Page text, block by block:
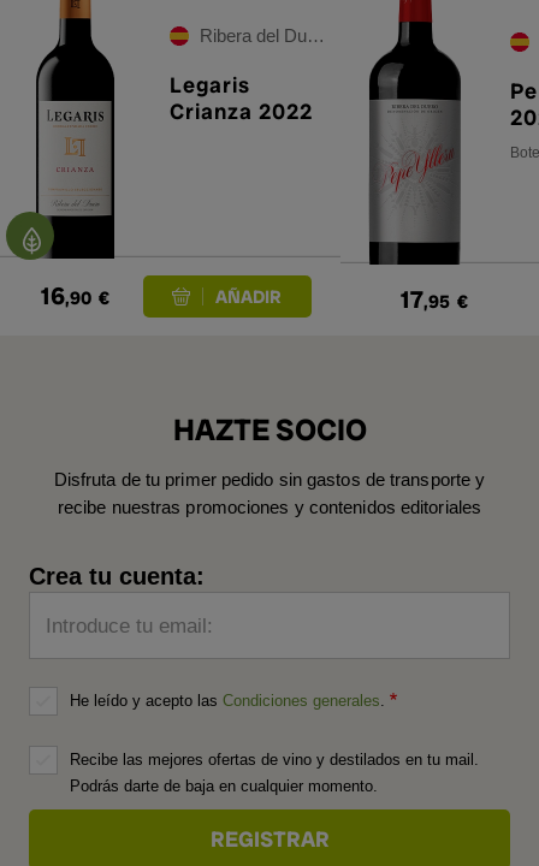
Ribera del Duero
Legaris
Crianza 2022
16,90 € 17,95 €
HAZTE SOCIO
Disfruta de tu primer pedido sin gastos de transporte y
recibe nuestras promociones y contenidos editoriales
Crea tu cuenta:
Introduce tu email:
He leído y acepto las Condiciones generales
Recibe las mejores ofertas de vino y destilados en tu mail.
Podrás darte de baja en cualquier momento.